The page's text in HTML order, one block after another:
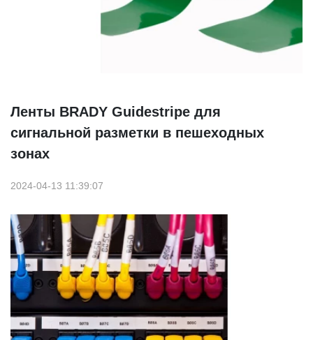
Ленты BRADY Guidestripe для
сигнальной разметки в пешеходных
зонах
2024-04-13 11:39:07